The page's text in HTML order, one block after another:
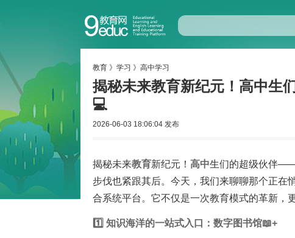
教育 》 学习 》 高中学习
揭秘未来教育新纪元！高中
💻
2026-06-03 18:06:04 发布
揭秘未来教育新纪元！ 高中生们的超级伙伴——
步伐也紧跟其后。今天，我们来聊聊那个正在
合系统平台。它不仅是一次教育模式的革新，
1️⃣ 知识海洋的一站式入口：数字图书馆📖+